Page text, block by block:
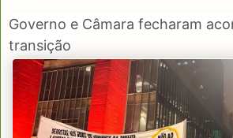
Governo e Câmara fecharam
transição